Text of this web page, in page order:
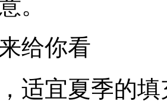
。
给你看
适宜夏季的